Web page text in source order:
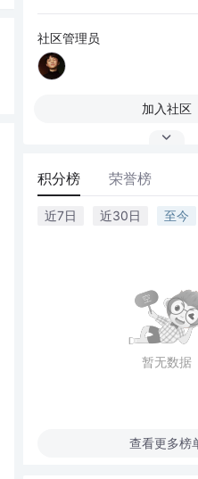
社区管理员
加入社区
积分榜 荣誉榜
近7日 近30日 至今
暂无数据
查看更多榜